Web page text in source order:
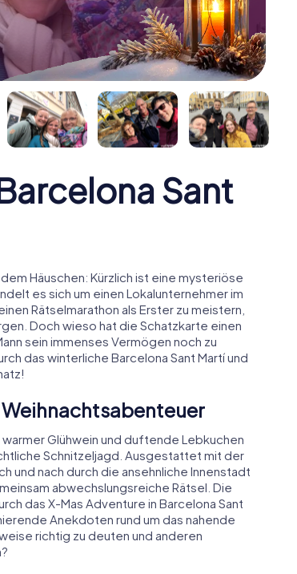
Sant
Häuschen: Kürzlich ist eine mysteriöse
es sich um einen Lokalunternehmer im
Rätselmarathon als Erster zu meistern,
Doch wieso hat die Schatzkarte einen
sein immenses Vermögen noch zu
das winterliche Barcelona Sant Martí und
Glühwein und duftende Lebkuchen
Schnitzeljagd. Ausgestattet mit der
und nach durch die ansehnliche Innenstadt
abwechslungsreiche Rätsel. Die
das X-Mas Adventure in Barcelona Sant
Anekdoten rund um das nahende
richtig zu deuten und anderen